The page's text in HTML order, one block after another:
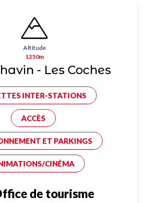
Altitude
1250m
- Les Coches
INTER-STATIONS
ACCÈS
ET PARKINGS
CINÉMA
de tourisme